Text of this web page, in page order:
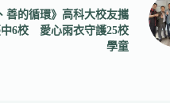
善的循環》高科大校友攜
6校 愛心雨衣守護25校
學童